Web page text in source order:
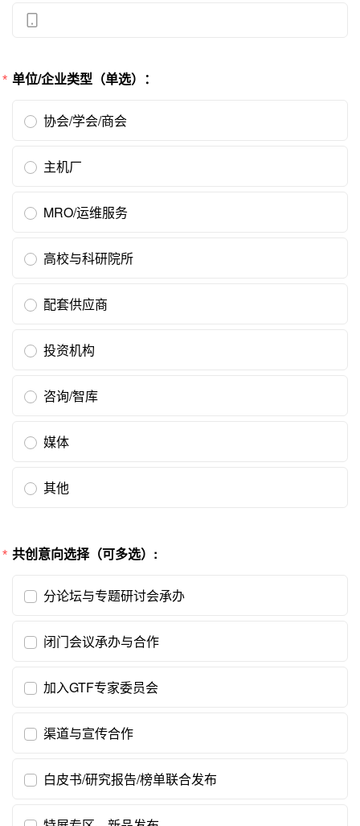
单位/企业类型（单选）：
协会/学会/商会
主机厂
MRO/运维服务
高校与科研院所
配套供应商
投资机构
咨询/智库
媒体
其他
共创意向选择（可多选）:
分论坛与专题研讨会承办
闭门会议承办与合作
加入GTF专家委员会
渠道与宣传合作
白皮书/研究报告/榜单联合发布